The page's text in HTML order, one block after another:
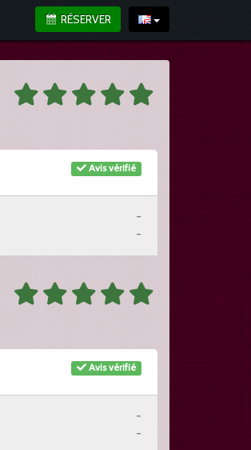
RÉSERVER
Avis vérifié
-
-
Avis vérifié
-
-